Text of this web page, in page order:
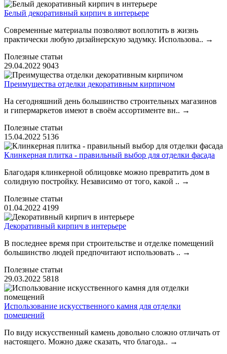
Белый декоративный кирпич в интерьере
Современные материалы позволяют воплотить в жизнь
практически любую дизайнерскую задумку. Использова.. →
Полезные статьи
29.04.2022 9043
Преимущества отделки декоративным кирпичом
На сегодняшний день большинство строительных магазинов
и гипермаркетов имеют в своём ассортименте вн.. →
Полезные статьи
15.04.2022 5136
Клинкерная плитка - правильный выбор для отделки фасада
Благодаря клинкерной облицовке можно превратить дом в
солидную постройку. Независимо от того, какой .. →
Полезные статьи
01.04.2022 4199
Декоративный кирпич в интерьере
В последнее время при строительстве и отделке помещений
большинство людей предпочитают использовать .. →
Полезные статьи
29.03.2022 5818
Использование искусственного камня для отделки
помещений
По виду искусственный камень довольно сложно отличать от
настоящего. Можно даже сказать, что благода.. →